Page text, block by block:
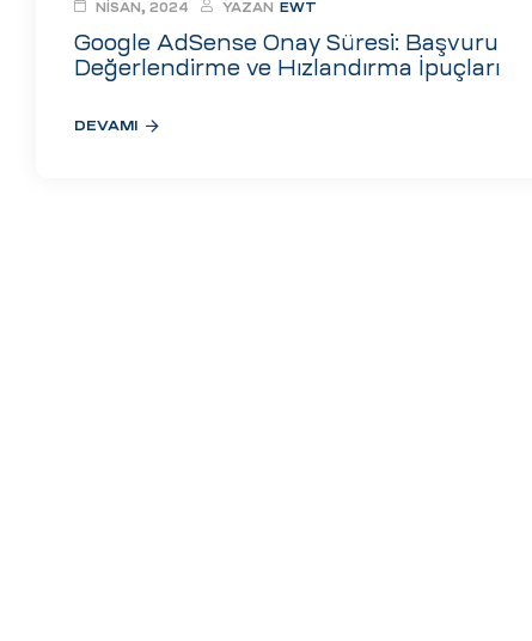
Google AdSense Onay Süresi: Başvuru
Değerlendirme ve Hızlandırma İpuçları
NISAN, 2024 YAZAN EWT
DEVAMI